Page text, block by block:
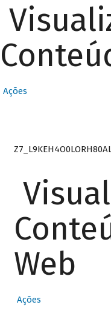
Ações
Web
Ações